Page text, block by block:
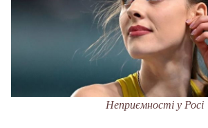
Неприємності у Росі